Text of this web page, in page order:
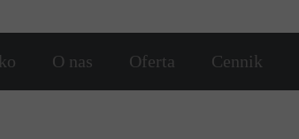
O nas Oferta Cennik